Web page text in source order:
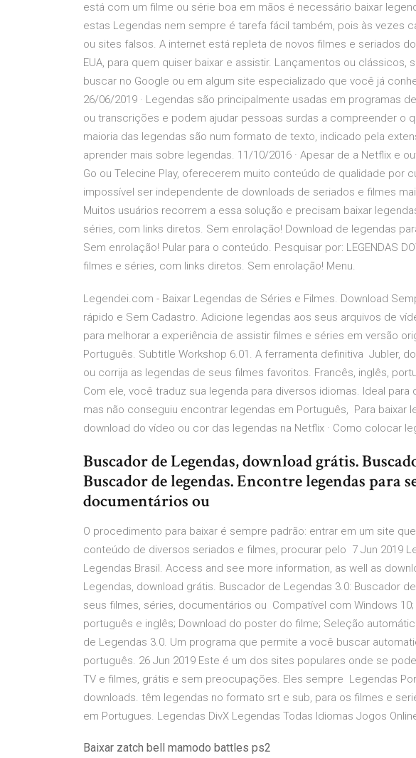
está com um filme ou série boa em mãos é necessário baixar
estas Legendas nem sempre é tarefa fácil também, pois às vezes
ou sites falsos. A internet está repleta de novos filmes e seriados
EUA, para quem quiser baixar e assistir. Lançamentos ou clássicos,
buscar no Google ou em algum site especializado que você já
26/06/2019 · Legendas são principalmente usadas em programas
ou transcrições e podem ajudar pessoas surdas a compreender o
maioria das legendas são num formato de texto, indicado pela
aprender mais sobre legendas. 11/10/2016 · Apesar de a Netflix e
Go ou Telecine Play, oferecerem muito conteúdo de qualidade por
impossível ser independente de downloads de seriados e filmes
Muitos usuários recorrem a essa solução e precisam baixar
séries, com links diretos. Sem enrolação! Download de legendas
Sem enrolação! Pular para o conteúdo. Pesquisar por: LEGENDAS
filmes e séries, com links diretos. Sem enrolação! Menu.
Legendei.com - Baixar Legendas de Séries e Filmes. Download
rápido e Sem Cadastro. Adicione legendas aos seus arquivos de
para melhorar a experiência de assistir filmes e séries em versão
Português. Subtitle Workshop 6.01. A ferramenta definitiva Jubler,
ou corrija as legendas de seus filmes favoritos. Francês, inglês,
Com ele, você traduz sua legenda para diversos idiomas. Ideal para
mas não conseguiu encontrar legendas em Português, Para baixar
download do vídeo ou cor das legendas na Netflix · Como colocar
Buscador de Legendas, download grátis.
Buscador de legendas. Encontre legendas para
documentários ou
O procedimento para baixar é sempre padrão: entrar em um site
conteúdo de diversos seriados e filmes, procurar pelo 7 Jun 2019
Legendas Brasil. Access and see more information, as well as
Legendas, download grátis. Buscador de Legendas 3.0: Buscador
seus filmes, séries, documentários ou Compatível com Windows
português e inglês; Download do poster do filme; Seleção
de Legendas 3.0. Um programa que permite a você buscar
português. 26 Jun 2019 Este é um dos sites populares onde se
TV e filmes, grátis e sem preocupações. Eles sempre Legendas
downloads. têm legendas no formato srt e sub, para os filmes e
em Portugues. Legendas DivX Legendas Todas Idiomas Jogos
Baixar zatch bell mamodo battles ps2